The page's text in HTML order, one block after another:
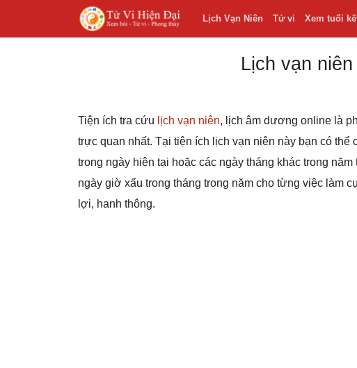
Lịch Vạn Niên Tử vi Xem tuổi
Lịch vạn
Tiện ích tra cứu lịch vạn niên, lịch âm dương online là
trực quan nhất. Tại tiện ích lịch vạn niên này bạn có
trong ngày hiện tại hoặc các ngày tháng khác trong
ngày giờ xấu trong tháng trong năm cho từng việc làm
lợi, hanh thông.